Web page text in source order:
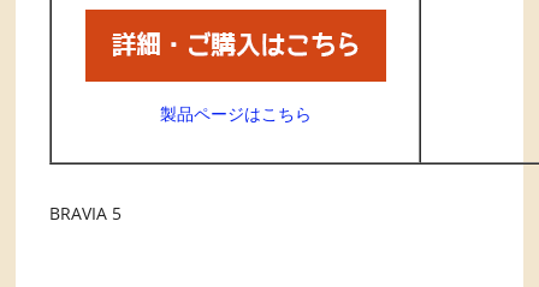
製品ページはこちら
BRAVIA 5